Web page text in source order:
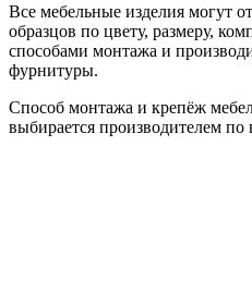
Все мебельные изделия могут
образцов по цвету, размеру,
способами монтажа и
фурнитуры.
Способ монтажа и крепёж
выбирается производителем